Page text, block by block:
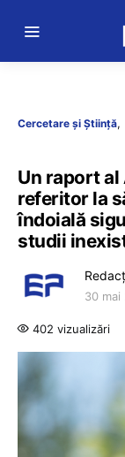
Cercetare și Știință
Un raport
referitor la
îndoială
studii
30 mai
402 vizualizări